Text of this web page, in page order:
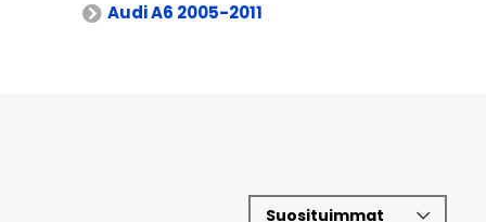
Audi A6 2005-2011